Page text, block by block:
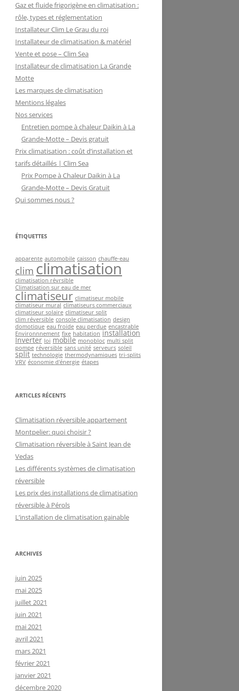
Gaz et fluide frigorigène en climatisation :
rôle, types et réglementation
Installateur Clim Le Grau du roi
Installateur de climatisation & matériel
Vente et pose – Clim Sea
Installateur de climatisation La Grande
Motte
Les marques de climatisation
Mentions légales
Nos services
Entretien pompe à chaleur Daikin à La
Grande-Motte – Devis gratuit
Prix climatisation : coût d’installation et
tarifs détaillés | Clim Sea
Prix Pompe à Chaleur Daikin à La
Grande-Motte – Devis Gratuit
Qui sommes nous ?
ÉTIQUETTES
apparente automobile caisson chauffe-eau
clim climatisation
climatisation révrsible
Climatisation sur eau de mer
climatiseur climatiseur mobile
climatiseur mural climatiseurs commerciaux
climatiseur solaire climatiseur split
clim réversible console climatisation design
domotique eau froide eau perdue encastrable
Environnnement fixe habitation installation
Inverter loi mobile monobloc multi split
pompe réversible sans unité serveurs soleil
split technologie thermodynamiques tri-splits
VRV économie d'énergie étapes
ARTICLES RÉCENTS
Climatisation réversible appartement
Montpelier: quoi choisir ?
Climatisation réversible à Saint Jean de
Vedas
Les différents systèmes de climatisation
réversible
Les prix des installations de climatisation
réversible à Pérols
L’installation de climatisation gainable
ARCHIVES
juin 2025
mai 2025
juillet 2021
juin 2021
mai 2021
avril 2021
mars 2021
février 2021
janvier 2021
décembre 2020